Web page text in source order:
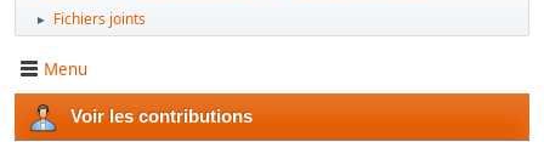
► Fichiers joints
Menu
Voir les contributions